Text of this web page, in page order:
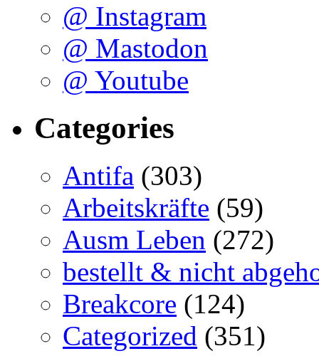
@ Instagram
@ Mastodon
@ Youtube
Categories
Antifa (303)
Arbeitskräfte (59)
Ausm Leben (272)
bestellt & nicht
Breakcore (124)
Categorized (351)